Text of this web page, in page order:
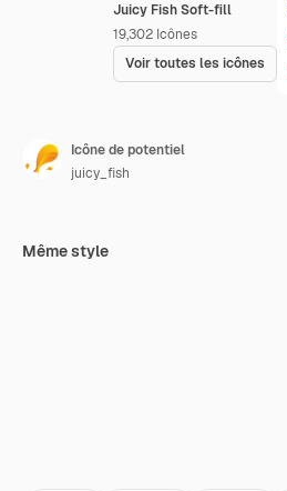
Juicy Fish Soft-fill
19,302 Icônes
Voir toutes les icônes
Icône de potentiel
juicy_fish
Même style